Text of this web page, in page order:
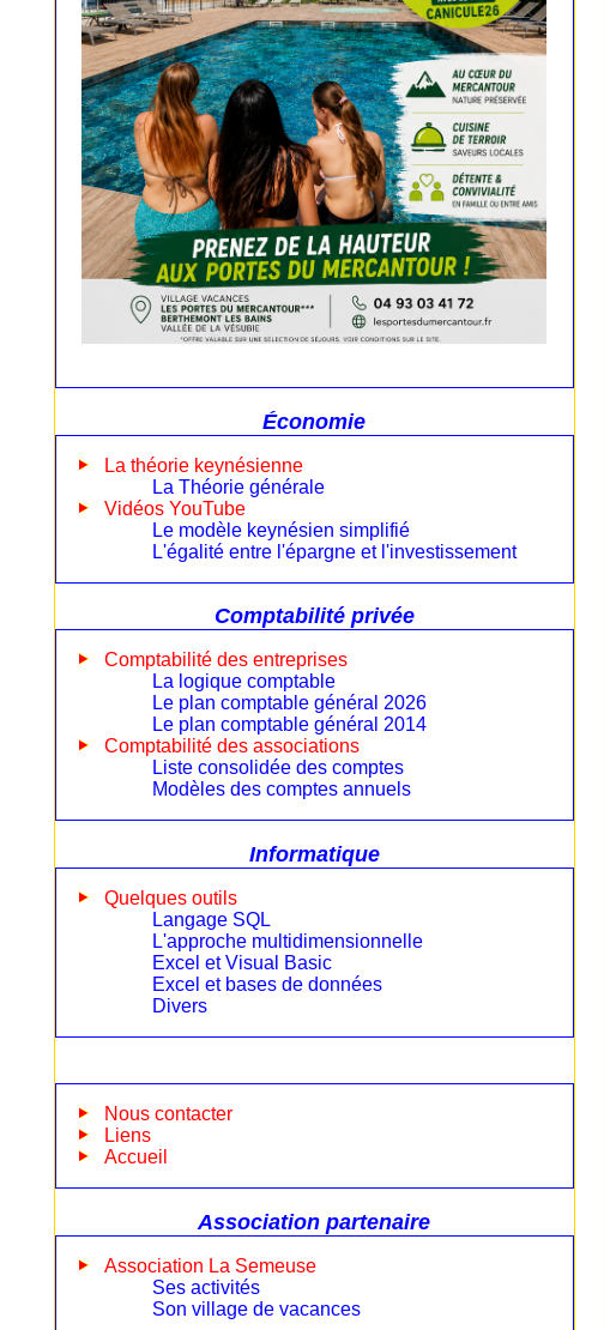
Économie
La théorie keynésienne
La Théorie générale
Vidéos YouTube
Le modèle keynésien simplifié
L'égalité entre l'épargne et l'investissement
Comptabilité privée
Comptabilité des entreprises
La logique comptable
Le plan comptable général 2026
Le plan comptable général 2014
Comptabilité des associations
Liste consolidée des comptes
Modèles des comptes annuels
Informatique
Quelques outils
Langage SQL
L'approche multidimensionnelle
Excel et Visual Basic
Excel et bases de données
Divers
Nous contacter
Liens
Accueil
Association partenaire
Association La Semeuse
Ses activités
Son village de vacances